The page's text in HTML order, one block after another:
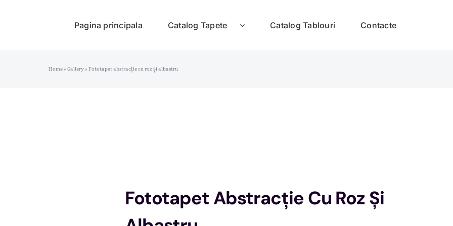
Pagina principala Catalog Tapete Catalog Tablouri Contacte
Home»Gallery»Fototapet abstracție cu roz și albastru
Fototapet Abstracție Cu Roz Și